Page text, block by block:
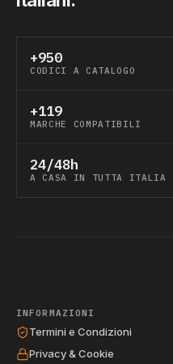
+950
CODICI A CATALOGO
+119
MARCHE COMPATIBILI
24/48h
A CASA IN TUTTA ITALIA
INFORMAZIONI
Termini e Condizioni
Privacy & Cookie